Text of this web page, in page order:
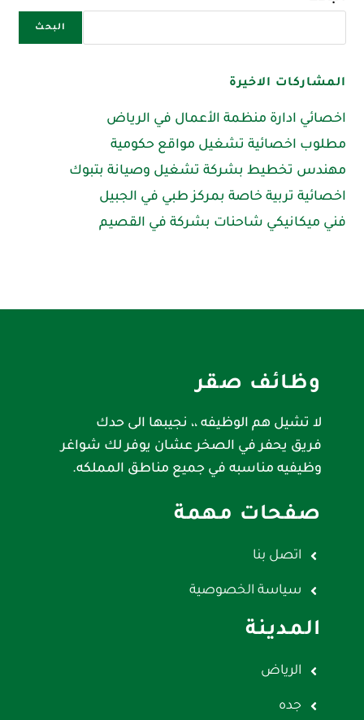
البحث
المشاركات الاخيرة
اخصائي ادارة منظمة الأعمال في الرياض
مطلوب اخصائية تشغيل مواقع حكومية
مهندس تخطيط بشركة تشغيل وصيانة بتبوك
اخصائية تربية خاصة بمركز طبي في الجبيل
فني ميكانيكي شاحنات بشركة في القصيم
وظائف صقر
لا تشيل هم الوظيفه ،، نجيبها الى حدك
فريق يحفر في الصخر عشان يوفر لك شواغر
وظيفيه مناسبه في جميع مناطق المملكه.
صفحات مهمة
اتصل بنا
سياسة الخصوصية
المدينة
الرياض
جده